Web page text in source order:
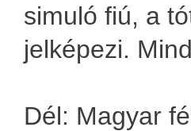
simuló fiú, a
jelképezi.
Dél: Magyar